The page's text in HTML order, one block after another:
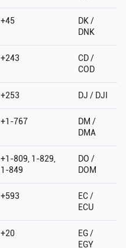
+45
DK /
DNK
+243
CD /
COD
+253 DJ / DJI
+1-767
DM /
DMA
+1-809, 1-829,
1-849
DO /
DOM
+593
EC /
ECU
+20
EG /
EGY